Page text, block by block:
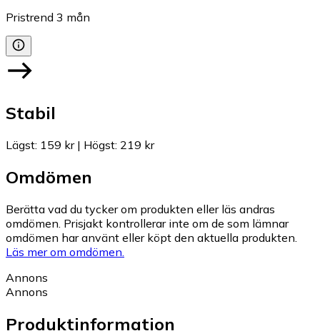
Pristrend 3 mån
Stabil
Lägst: 159 kr| Högst: 219 kr
Omdömen
Berätta vad du tycker om produkten eller läs andras
omdömen. Prisjakt kontrollerar inte om de som lämnar
omdömen har använt eller köpt den aktuella produkten.
Läs mer om omdömen.
Annons
Annons
Produktinformation